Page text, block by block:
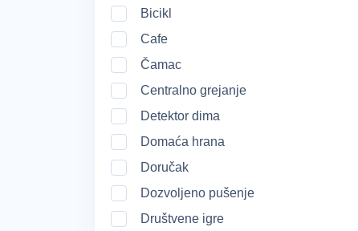
Bicikl
Cafe
Čamac
Centralno grejanje
Detektor dima
Domaća hrana
Doručak
Dozvoljeno pušenje
Društvene igre